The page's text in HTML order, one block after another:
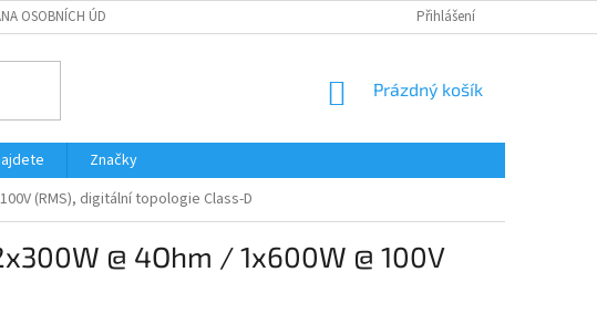
OSOBNÍCH ÚDAJŮ Přihlášení
NÁKUPNÍ
Prázdný košík
Značky
(RMS), digitální topologie Class-D
@ 4Ohm / 1x600W @ 100V